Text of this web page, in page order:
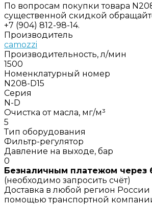
По вопросам покупки товара
существенной скидкой
+7 (904) 812-98-14.
Производитель
camozzi
Производительность, л/мин
1500
Номенклатурный номер
N208-D15
Серия
N-D
Очистка от масла, мг/м³
5
Тип оборудования
Фильтр-регулятор
Давление на выходе, бар
0
Безналичным платежом через
(необходимо запросить счёт)
Доставка в любой регион России
помощью транспортной